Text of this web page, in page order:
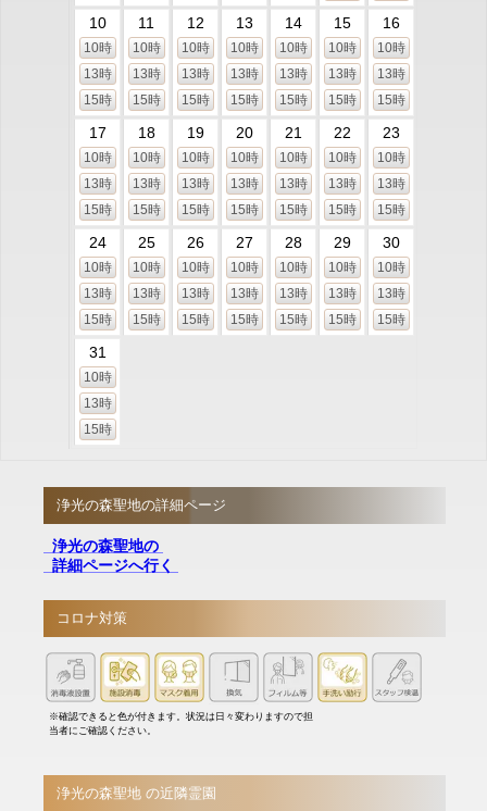
10
10時
13時
15時
11
10時
13時
15時
12
10時
13時
15時
13
10時
13時
15時
14
10時
13時
15時
15
10時
13時
15時
16
10時
13時
15時
17
10時
13時
15時
18
10時
13時
15時
19
10時
13時
15時
20
10時
13時
15時
21
10時
13時
15時
22
10時
13時
15時
23
10時
13時
15時
24
10時
13時
15時
25
10時
13時
15時
26
10時
13時
15時
27
10時
13時
15時
28
10時
13時
15時
29
10時
13時
15時
30
10時
13時
15時
31
10時
13時
15時
浄光の森聖地の詳細ページ
浄光の森聖地の
詳細ページへ行く
コロナ対策
※確認できると色が付きます。状況は日々変わりますので担
当者にご確認ください。
浄光の森聖地 の近隣霊園